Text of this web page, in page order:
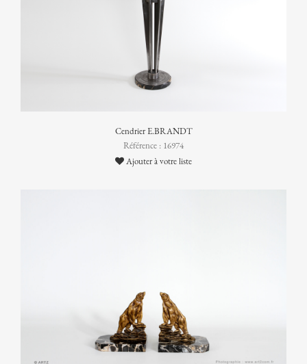
Cendrier E.BRANDT
Référence : 16974
Ajouter à votre liste